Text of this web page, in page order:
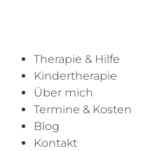
Therapie & Hilfe
Kindertherapie
Über mich
Termine & Kosten
Blog
Kontakt